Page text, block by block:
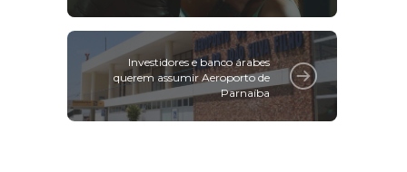
Investidores e banco árabes
querem assumir Aeroporto de
Parnaíba